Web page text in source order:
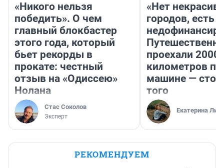
«Никого нельзя
победить». О чем
главный блокбастер
этого года, который
бьет рекорды в
прокате: честный
отзыв на «Одиссею»
Нолана
Стас Соколов
Эксперт
«Нет
городов, есть
проехали 2000
километров по
машине —
того
Екатерина
РЕКОМЕНДУЕМ